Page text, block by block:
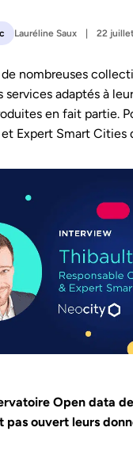
Lauréline Saux 22
de nombreuses
services adaptés à
en fait partie.
Expert Smart Cities
Open data
pas ouvert leurs